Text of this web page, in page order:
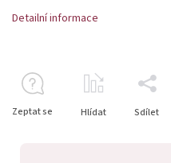
Detailní informace
Zeptat se Hlídat Sdílet